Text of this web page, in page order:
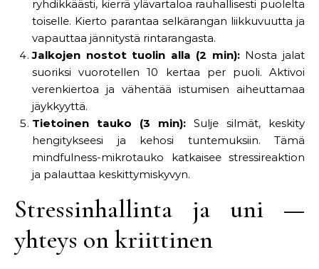
ryhdikkäästi, kierrä ylävartaloa rauhallisesti puolelta
toiselle. Kierto parantaa selkärangan liikkuvuutta ja
vapauttaa jännitystä rintarangasta.
Jalkojen nostot tuolin alla (2 min):Nosta jalat
suoriksi vuorotellen 10 kertaa per puoli. Aktivoi
verenkiertoa ja vähentää istumisen aiheuttamaa
jäykkyyttä.
Tietoinen tauko (3 min): Sulje silmät, keskity
hengitykseesi ja kehosi tuntemuksiin. Tämä
mindfulness-mikrotauko katkaisee stressireaktion
ja palauttaa keskittymiskyvyn.
Stressinhallinta ja uni —
yhteys on kriittinen